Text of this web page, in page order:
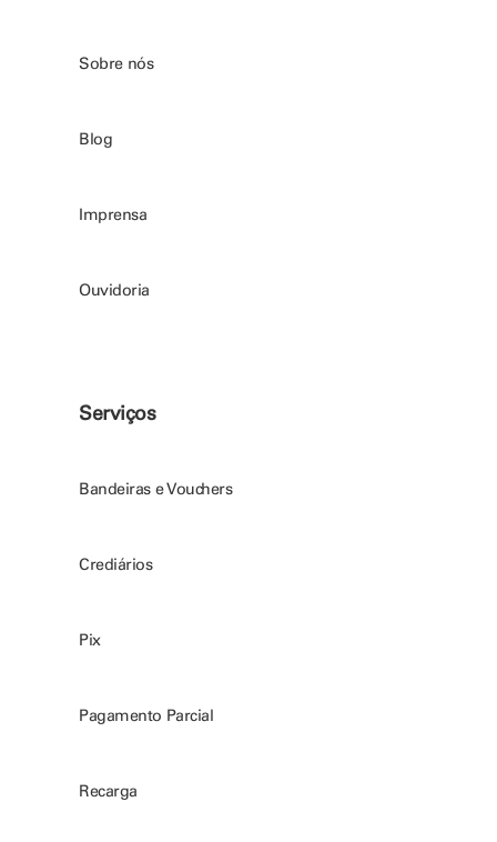
Sobre nós
Blog
Imprensa
Ouvidoria
Serviços
Bandeiras e Vouchers
Crediários
Pix
Pagamento Parcial
Recarga